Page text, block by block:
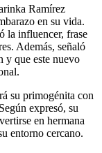
Ramírez
en su vida.
la influencer, frase
Además, señaló
y que este nuevo
su primogénita con
expresó, su
en hermana
entorno cercano.